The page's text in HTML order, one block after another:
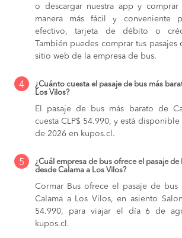
o descargar nuestra app y
manera más fácil y conveniente
efectivo, tarjeta de débito o
También puedes comprar tus pasajes
sitio web de la empresa de bus.
4
¿Cuánto cuesta el pasaje de bus más
Los Vilos?
El pasaje de bus más barato de
cuesta CLP$ 54.990, y está
de 2026 en kupos.cl.
5
¿Cuál empresa de bus ofrece el pasaje
desde Calama a Los Vilos?
Cormar Bus ofrece el pasaje de bus
Calama a Los Vilos, en asiento
54.990, para viajar el día 6 de
kupos.cl.